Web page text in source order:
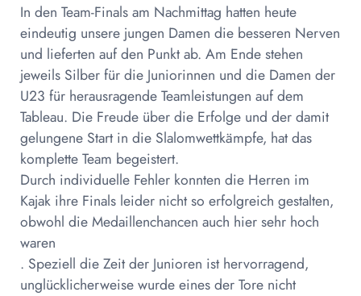
In den Team-Finals am Nachmittag hatten heute
eindeutig unsere jungen Damen die besseren Nerven
und lieferten auf den Punkt ab. Am Ende stehen
jeweils Silber für die Juniorinnen und die Damen der
U23 für herausragende Teamleistungen auf dem
Tableau. Die Freude über die Erfolge und der damit
gelungene Start in die Slalomwettkämpfe, hat das
komplette Team begeistert.
Durch individuelle Fehler konnten die Herren im
Kajak ihre Finals leider nicht so erfolgreich gestalten,
obwohl die Medaillenchancen auch hier sehr hoch
waren
. Speziell die Zeit der Junioren ist hervorragend,
unglücklicherweise wurde eines der Tore nicht